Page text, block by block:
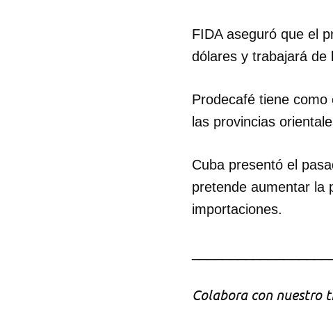
FIDA aseguró que el
dólares y trabajará de
Prodecafé tiene
las provincias
Cuba presentó el
pretende aumentar la
importaciones.
Colabora con nuestro